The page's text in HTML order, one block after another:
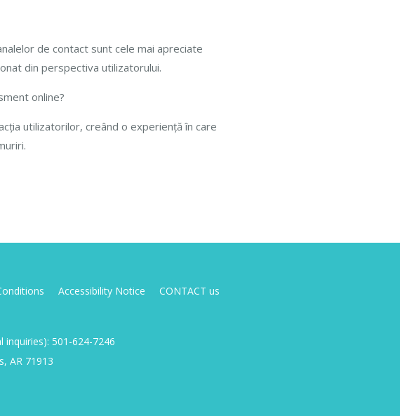
de contact sunt cele mai apreciate
din perspectiva utilizatorului.
online?
utilizatorilor, creând o experiență în care
Accessibility Notice CONTACT us
inquiries): 501-624-7246
AR 71913